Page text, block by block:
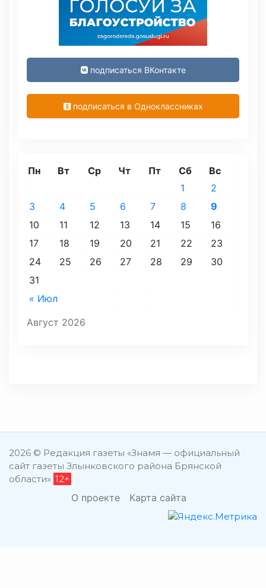
подписаться ВКонтакте
подписаться в Одноклассниках
Август 2026
Пн Вт Ср Чт Пт Сб Вс
« Июл
1
2
3
4 5 6 7 8
9
10
11 12 13 14 15
16
17
18 19 20 21 22
23
24
25 26 27 28 29
30
31
2026 © Редакция газеты «Знамя — официальный
сайт газеты Злынковского района Брянской
области» 12+
О проекте Карта сайта